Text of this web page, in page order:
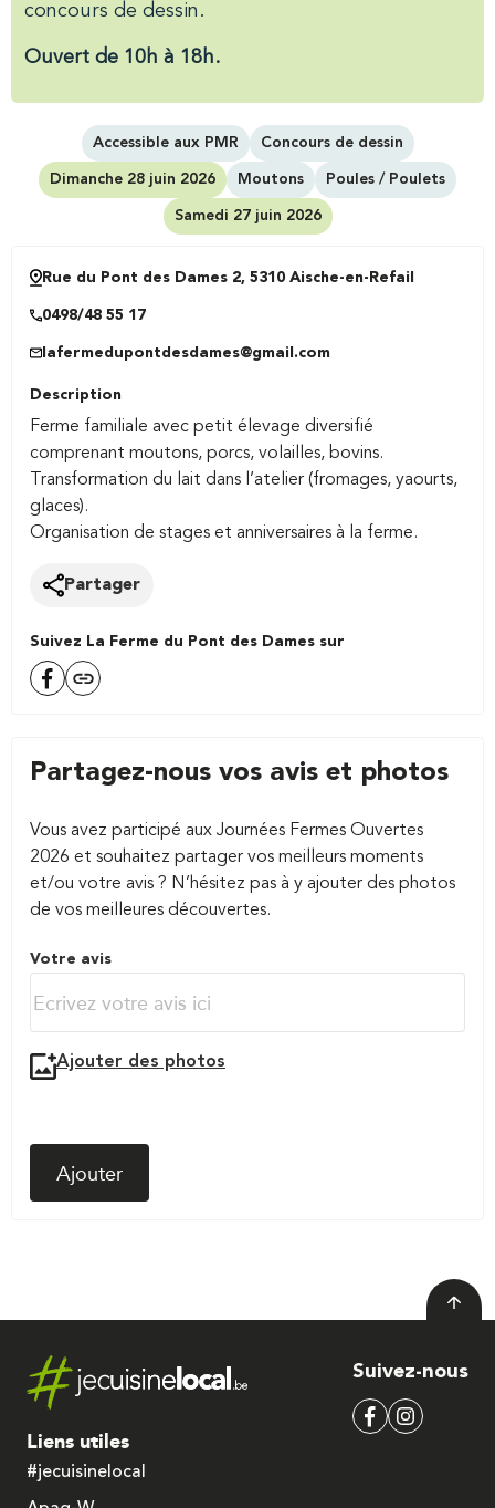
concours de dessin.
Ouvert de 10h à 18h.
Accessible aux PMR Concours de dessin
Dimanche 28 juin 2026 Moutons Poules / Poulets
Samedi 27 juin 2026
Rue du Pont des Dames 2, 5310 Aische-en-Refail
0498/48 55 17
lafermedupontdesdames@gmail.com
Description
Ferme familiale avec petit élevage diversifié
comprenant moutons, porcs, volailles, bovins.
Transformation du lait dans l’atelier (fromages, yaourts,
glaces).
Organisation de stages et anniversaires à la ferme.
Partager
Suivez La Ferme du Pont des Dames sur
Partagez-nous vos avis et photos
Vous avez participé aux Journées Fermes Ouvertes
2026 et souhaitez partager vos meilleurs moments
et/ou votre avis ? N’hésitez pas à y ajouter des photos
de vos meilleures découvertes.
Votre avis
Ajouter des photos
Ajouter
Liens utiles
#jecuisinelocal
Suivez-nous